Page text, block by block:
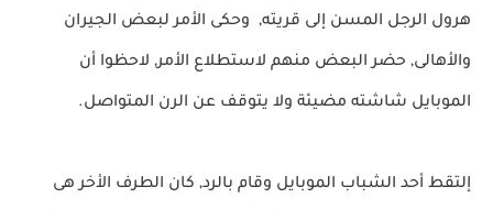
هرول الرجل المسن إلى قريته, وحكى الأمر لبعض الجيران
والأهالى, حضر البعض منهم لاستطلاع الأمر, لاحظوا أن
الموبايل شاشته مضيئة ولا يتوقف عن الرن المتواصل.
إلتقط أحد الشباب الموبايل وقام بالرد, كان الطرف الأخر هى